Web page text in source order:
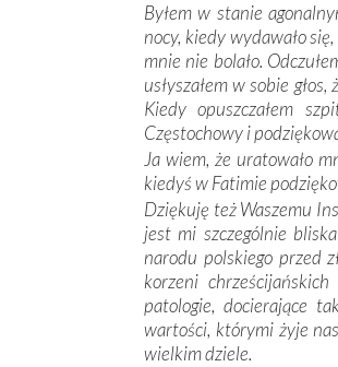
Byłem w stanie
nocy, kiedy wydawało
mnie nie bolało.
usłyszałem w sobie
Kiedy opuszczałem
Częstochowy i
Ja wiem, że uratowało
kiedyś w Fatimie
Dziękuję też Waszemu
jest mi szczególnie
narodu polskiego przed
korzeni
patologie, docierające
wartości, którymi żyje
wielkim dziele.